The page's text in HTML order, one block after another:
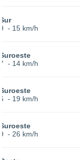
Sur
9 - 15 km/h
Suroeste
7 - 14 km/h
Suroeste
6 - 19 km/h
Suroeste
9 - 26 km/h